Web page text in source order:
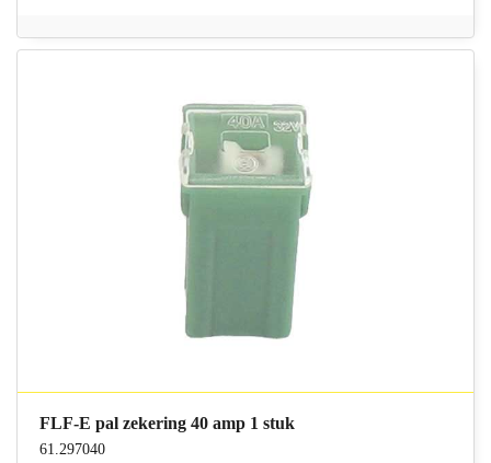
FLF-E pal zekering 40 amp 1 stuk
61.297040